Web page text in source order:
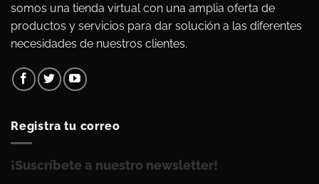
somos una tienda virtual con una amplia oferta de
productos y servicios para dar solución a las diferentes
necesidades de nuestros clientes.
Registra tu correo
¡Suscríbete a nuestro newsletter!